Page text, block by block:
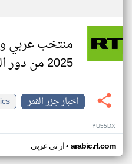
منتخب عربي
2025 من دور المجموعات
اخبار جزر القمر
YU55DX
ار تي عربي• arabic.rt.com